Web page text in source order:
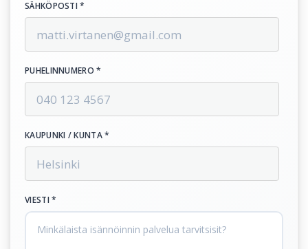
SÄHKÖPOSTI *
PUHELINNUMERO *
KAUPUNKI / KUNTA *
VIESTI *